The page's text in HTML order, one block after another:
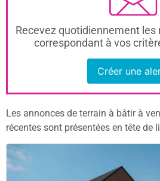
Recevez quotidiennement les
correspondant à vos
Créer une
Les annonces de terrain à bâtir à
récentes sont présentées en tête de